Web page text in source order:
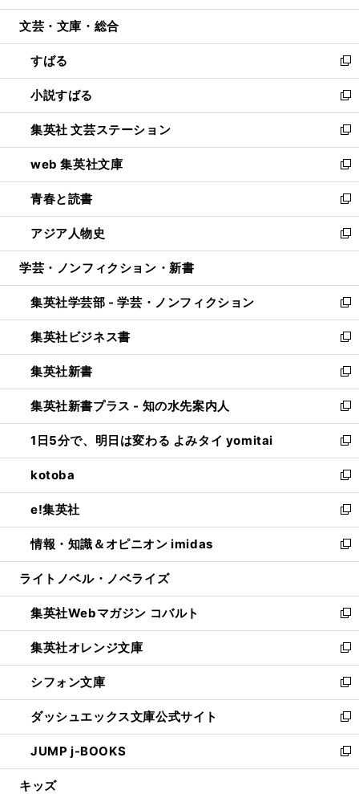
開
ウ
開
く
ン
ウ
で
開
く
ウ
ン
ド
ウ
で
開
く
文芸・文庫・総合
すばる
新
し
い
ウ
ィ
ン
ド
ウ
で
開
く
小説すばる
新
し
い
ウ
ィ
ン
ド
ウ
で
開
集英社 文芸ステーション
新
し
い
ウ
ィ
ン
ド
ウ
開
く
web 集英社文庫
新
し
い
ウ
ィ
ン
ウ
で
開
く
青春と読書
新
し
い
ウ
ン
ド
ウ
で
開
く
アジア人物史
新
し
ウ
ィ
ン
ド
ウ
で
開
く
学芸・ノンフィクション・新書
集英社学芸部 - 学芸・ノンフィクション
新
し
い
ウ
ィ
ン
ド
ウ
で
開
く
集英社ビジネス書
新
し
い
ウ
ィ
ン
ド
ウ
で
開
く
集英社新書
新
し
い
ウ
ィ
ン
ド
ウ
で
開
く
集英社新書プラス - 知の水先案内人
新
し
い
ウ
ィ
ン
ド
ウ
で
開
1日5分で、明日は変わる よみタイ yomitai
新
し
い
ウ
ィ
ン
ド
ウ
開
く
kotoba
新
し
い
ウ
ィ
ン
ウ
で
開
く
e!集英社
新
し
い
ウ
ン
ド
ウ
で
開
く
情報・知識＆オピニオン imidas
新
し
ウ
ィ
ン
ド
ウ
で
開
く
ライトノベル・ノベライズ
集英社Webマガジン コバルト
新
し
い
ウ
ィ
ン
ド
ウ
で
開
集英社オレンジ文庫
新
し
い
ウ
ィ
ン
ド
ウ
シフォン文庫
新
し
い
ウ
ィ
ン
ダッシュエックス文庫公式サイト
新
し
い
ウ
JUMP j-BOOKS
新
し
キッズ